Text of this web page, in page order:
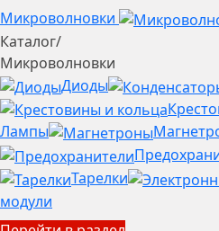
Микроволновки
Каталог/
Микроволновки
Диоды
Лампы
Тарелки
модули